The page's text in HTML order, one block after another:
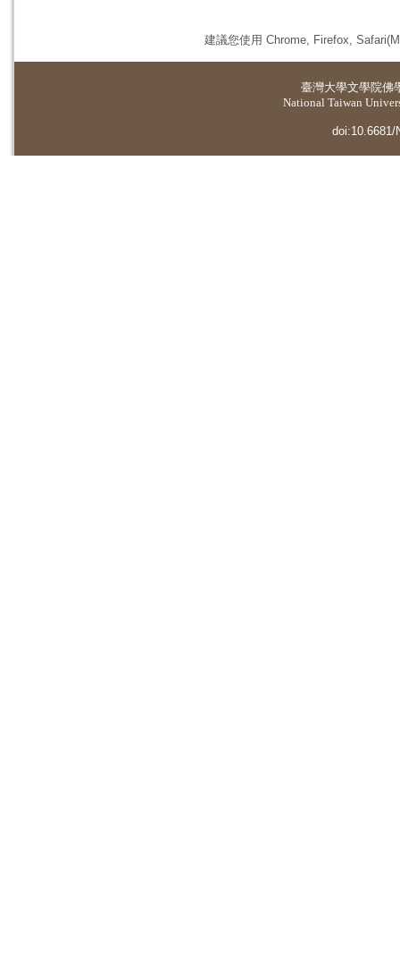
建議您使用 Chrome, Firefox,
臺灣大學文學院佛
National Taiwan
doi:10.6681/